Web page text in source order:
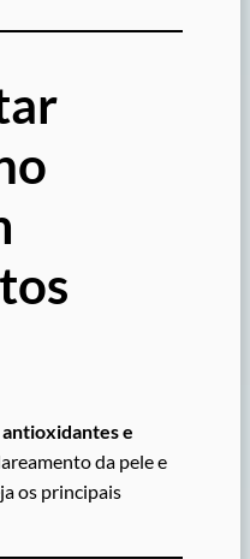
e
da pele e
os principais